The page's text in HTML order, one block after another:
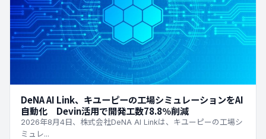
DeNA AI Link、キユーピーの工場シミュレーションをAI
自動化 Devin活用で開発工数78.8％削減
2026年8月4日、株式会社DeNA AI Linkは、キユーピーの工場シ
ミュレ...